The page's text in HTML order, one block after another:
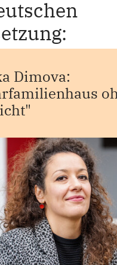
Dimova: